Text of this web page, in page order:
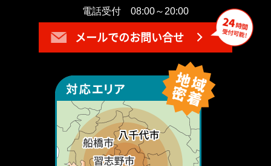
電話受付 08:00～20:00
メールでのお問い合せ